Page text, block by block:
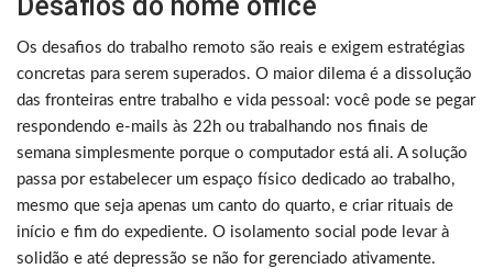
Os desafios do trabalho remoto são reais e exigem estratégias
concretas para serem superados. O maior dilema é a dissolução
das fronteiras entre trabalho e vida pessoal: você pode se pegar
respondendo e-mails às 22h ou trabalhando nos finais de
semana simplesmente porque o computador está ali. A solução
passa por estabelecer um espaço físico dedicado ao trabalho,
mesmo que seja apenas um canto do quarto, e criar rituais de
início e fim do expediente. O isolamento social pode levar à
solidão e até depressão se não for gerenciado ativamente.